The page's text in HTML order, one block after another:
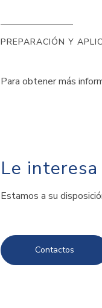
PREPARACIÓN Y
Para obtener más
Le
Estamos a su
Contactos